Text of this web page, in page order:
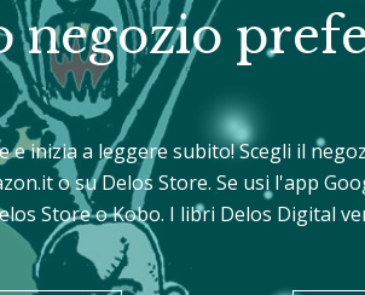
negozio
e inizia a leggere subito! Scegli il
o su Delos Store. Se usi l'app
Store o Kobo. I libri Delos Digital